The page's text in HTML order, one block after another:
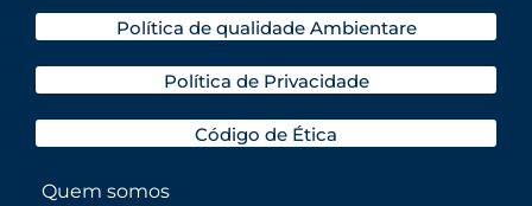
Política de qualidade Ambientare
Política de Privacidade
Código de Ética
Quem somos